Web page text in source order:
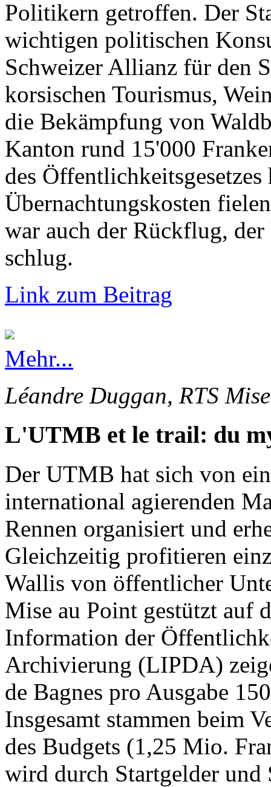
Politikern getroffen. Der
wichtigen politischen
Schweizer Allianz für den
korsischen Tourismus,
die Bekämpfung von
Kanton rund 15'000
des
Übernachtungskosten
war auch der Rückflug,
schlug.
Link zum Beitrag
Mehr...
Léandre Duggan, RTS
L'UTMB et le trail: du
Der UTMB hat sich von
international agierenden
Rennen organisiert und
Gleichzeitig profitieren
Wallis von öffentlicher
Mise au Point gestützt auf
Information der
Archivierung (LIPDA)
de Bagnes pro Ausgabe
Insgesamt stammen beim
des Budgets (1,25 Mio.
wird durch Startgelder und